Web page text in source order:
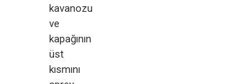
kavanozu
ve
kapağının
üst
kısmını